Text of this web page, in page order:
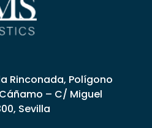
Rinconada, Polígono
– C/ Miguel
Sevilla